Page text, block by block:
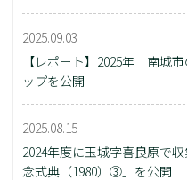
2025.09.03
【レポート】2025年 南城
ップを公開
2025.08.15
2024年度に玉城字喜良原で
念式典（1980）③」を公開